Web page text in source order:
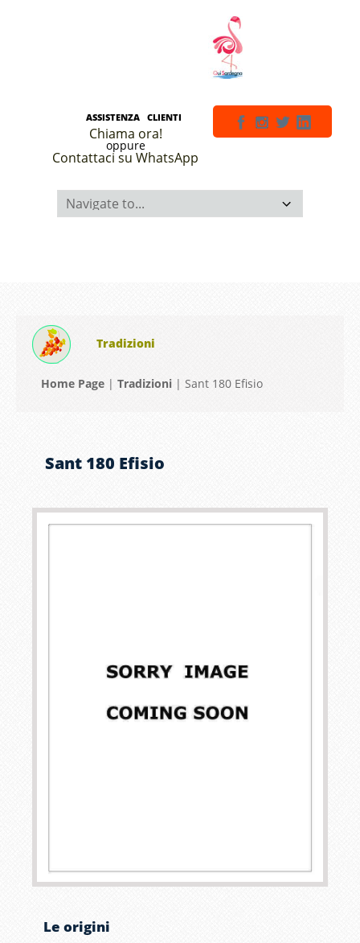
ASSISTENZA CLIENTI
Chiama ora!
oppure
Contattaci su WhatsApp
Tradizioni
Home Page |Tradizioni |Sant 180 Efisio
Sant 180 Efisio
Le origini